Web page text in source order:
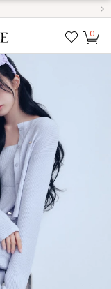
我的
0